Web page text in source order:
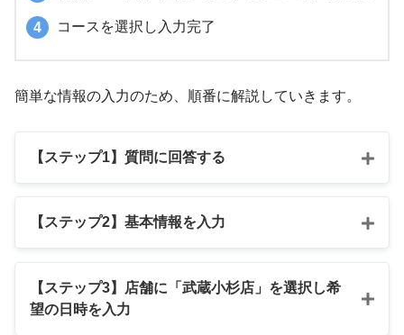
コースを選択し入力完了
簡単な情報の入力のため、順番に解説していきます。
【ステップ1】質問に回答する
【ステップ2】基本情報を入力
【ステップ3】店舗に「武蔵小杉店」を選択し希
望の日時を入力